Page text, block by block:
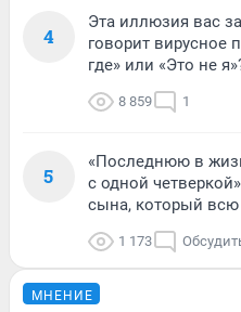
4
Эта иллюзия вас
говорит вирусное
где» или «Это не
8 859 1
5
«Последнюю в
с одной
сына, который
1 173
МНЕНИЕ